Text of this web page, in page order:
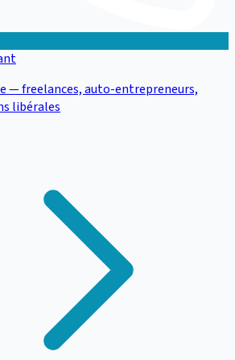
— freelances, auto-entrepreneurs,
libérales